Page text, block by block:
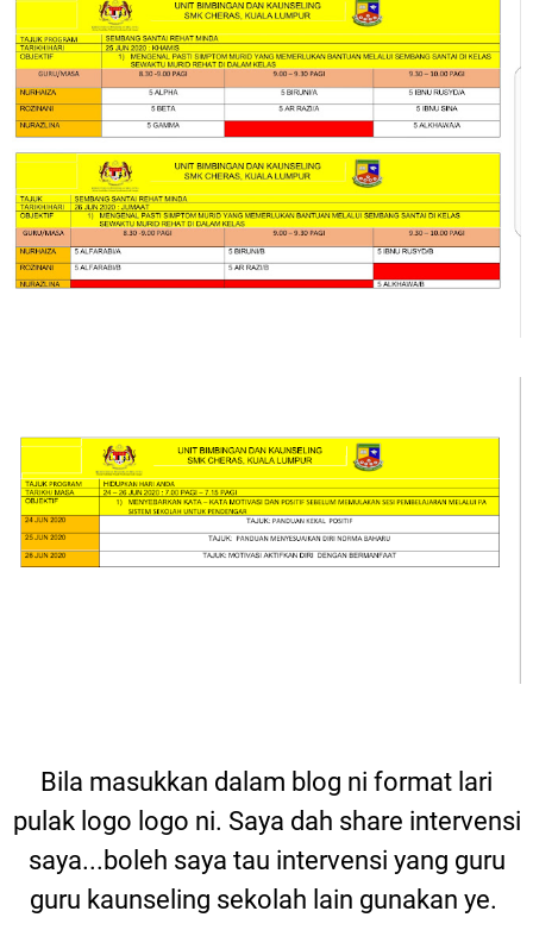
Bila masukkan dalam blog ni format lari
pulak logo logo ni. Saya dah share intervensi
saya...boleh saya tau intervensi yang guru
guru kaunseling sekolah lain gunakan ye.